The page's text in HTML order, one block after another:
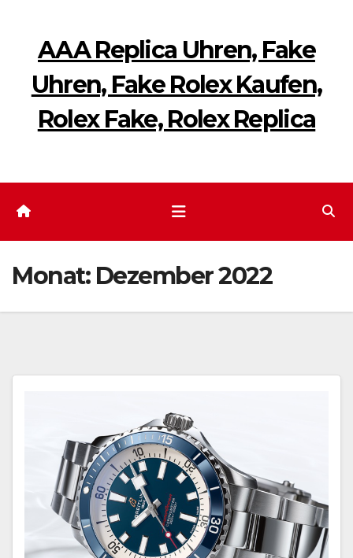
springenAAA Replica Uhren, Fake
Uhren, Fake Rolex Kaufen,
Rolex Fake, Rolex Replica
Monat: Dezember 2022